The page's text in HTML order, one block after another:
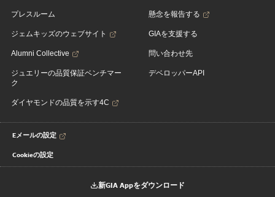
プレスルーム
ジェムキッズのウェブサイト
Alumni Collective
ジュエリーの品質保証ベンチマー
ク
ダイヤモンドの品質を示す4C
懸念を報告する
GIAを支援する
問い合わせ先
デベロッパーAPI
Eメールの設定
Cookieの設定
新GIA Appをダウンロード